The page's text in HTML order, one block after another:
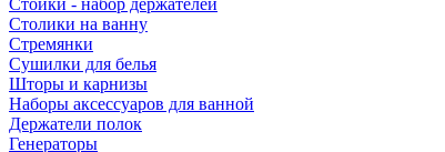
Стойки - набор держателей
Столики на ванну
Стремянки
Сушилки для белья
Шторы и карнизы
Наборы аксессуаров для ванной
Держатели полок
Генераторы